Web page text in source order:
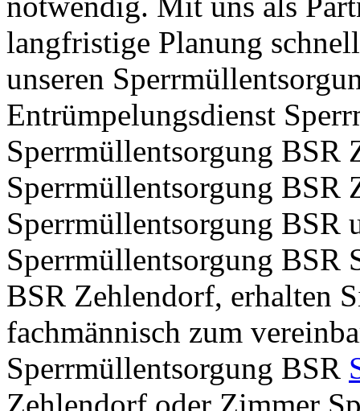
langfristige Planung
unseren
Entrümpelungsdienst
Sperrmüllentsorgung BSR
Sperrmüllentsorgung BSR
Sperrmüllentsorgung BSR
Sperrmüllentsorgung BSR
BSR Zehlendorf, erhalten
fachmännisch zum
Sperrmüllentsorgung BSR
Zehlendorf oder Zimmer